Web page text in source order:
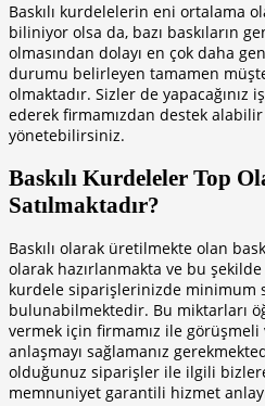
satın al
panel
panel
panel
panel
panel
panel
panel
Baskılı kurdelelerin eni ortalama
biliniyor olsa da, bazı baskıların
olmasından dolayı en çok daha
durumu belirleyen tamamen
olmaktadır. Sizler de
ederek firmamızdan destek
yönetebilirsiniz.
Baskılı Kurdeleler Top
Satılmaktadır?
Baskılı olarak üretilmekte olan
olarak hazırlanmakta ve bu şekilde
kurdele siparişlerinizde minimum
bulunabilmektedir. Bu miktarları
vermek için firmamız ile görüşmeli
anlaşmayı sağlamanız
olduğunuz siparişler ile ilgili
memnuniyet garantili hizmet